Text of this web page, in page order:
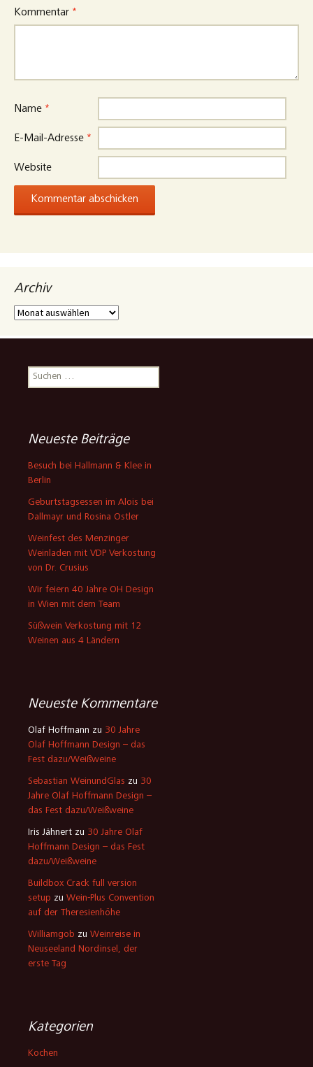
Kommentar *
Name *
E-Mail-Adresse *
Website
Archiv
Archiv
Suchen
nach:
Neueste Beiträge
Besuch bei Hallmann & Klee in
Berlin
Geburtstagsessen im Alois bei
Dallmayr und Rosina Ostler
Weinfest des Menzinger
Weinladen mit VDP Verkostung
von Dr. Crusius
Wir feiern 40 Jahre OH Design
in Wien mit dem Team
Süßwein Verkostung mit 12
Weinen aus 4 Ländern
Neueste Kommentare
Olaf Hoffmann zu 30 Jahre
Olaf Hoffmann Design – das
Fest dazu/Weißweine
Sebastian WeinundGlas zu 30
Jahre Olaf Hoffmann Design –
das Fest dazu/Weißweine
Iris Jähnert zu 30 Jahre Olaf
Hoffmann Design – das Fest
dazu/Weißweine
Buildbox Crack full version
setup zu Wein-Plus Convention
auf der Theresienhöhe
Williamgob zu Weinreise in
Neuseeland Nordinsel, der
erste Tag
Kategorien
Kochen